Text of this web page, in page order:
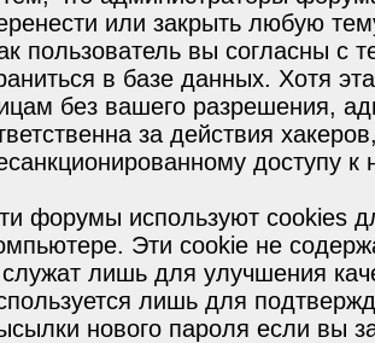
или закрыть любую
пользователь вы согласны с
в базе данных. Хотя
без вашего разрешения,
за действия
доступу к
форумы используют cookies
Эти cookie не
лишь для улучшения
лишь для
нового пароля если вы